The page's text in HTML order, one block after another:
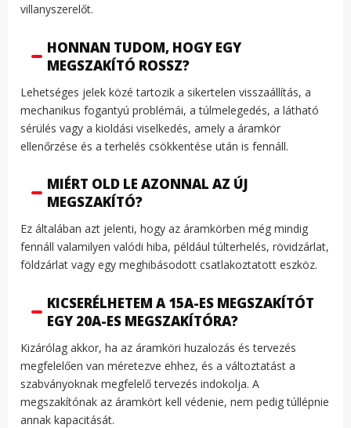
villanyszerelőt.
HONNAN TUDOM, HOGY EGY
MEGSZAKÍTÓ ROSSZ?
Lehetséges jelek közé tartozik a sikertelen visszaállítás, a
mechanikus fogantyú problémái, a túlmelegedés, a látható
sérülés vagy a kioldási viselkedés, amely a áramkör
ellenőrzése és a terhelés csökkentése után is fennáll.
MIÉRT OLD LE AZONNAL AZ ÚJ
MEGSZAKÍTÓ?
Ez általában azt jelenti, hogy az áramkörben még mindig
fennáll valamilyen valódi hiba, például túlterhelés, rövidzárlat,
földzárlat vagy egy meghibásodott csatlakoztatott eszköz.
KICSERÉLHETEM A 15A-ES MEGSZAKÍTÓT
EGY 20A-ES MEGSZAKÍTÓRA?
Kizárólag akkor, ha az áramköri huzalozás és tervezés
megfelelően van méretezve ehhez, és a változtatást a
szabványoknak megfelelő tervezés indokolja. A
megszakítónak az áramkört kell védenie, nem pedig túllépnie
annak kapacitását.